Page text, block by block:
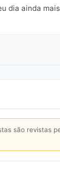
dia ainda
são revistas